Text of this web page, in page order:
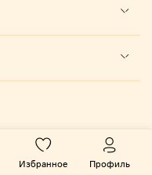
Избранное Профиль